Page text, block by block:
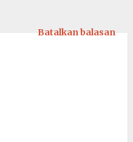
Batalkan balasan